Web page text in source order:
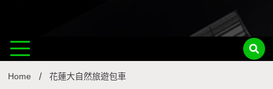
Home 花蓮大自然旅遊包車